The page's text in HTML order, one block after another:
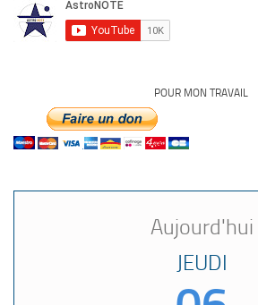
POUR MON TRAVAIL
Aujourd'hui
JEUDI